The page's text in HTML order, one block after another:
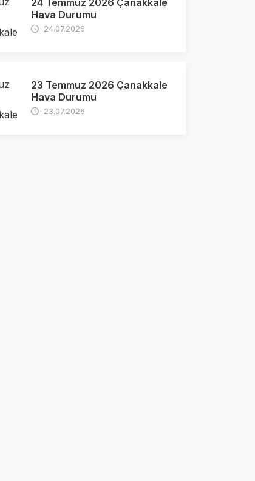
24 Temmuz 2026 Çanakkale
Hava Durumu
24.07.2026
23 Temmuz 2026 Çanakkale
Hava Durumu
23.07.2026